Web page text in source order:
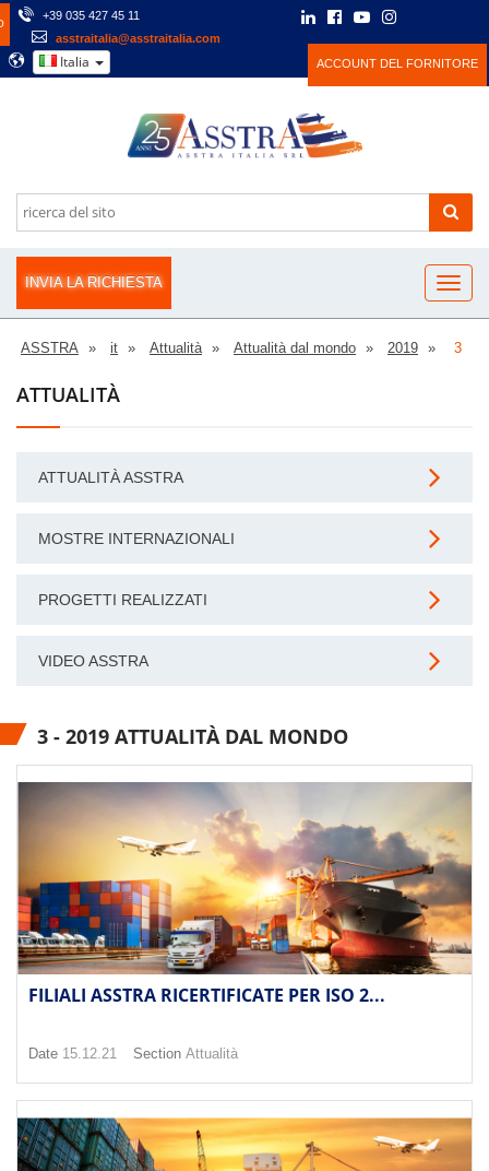
+39 035 427 45 11
asstraitalia@asstraitalia.com
Italia ACCOUNT DEL FORNITORE
INVIA LA RICHIESTA
ASSTRA it Attualità Attualità dal mondo 2019 3
ATTUALITÀ
ATTUALITÀ ASSTRA
MOSTRE INTERNAZIONALI
PROGETTI REALIZZATI
VIDEO ASSTRA
3 - 2019 ATTUALITÀ DAL MONDO
FILIALI ASSTRA RICERTIFICATE PER ISO 2...
Date 15.12.21 Section Attualità